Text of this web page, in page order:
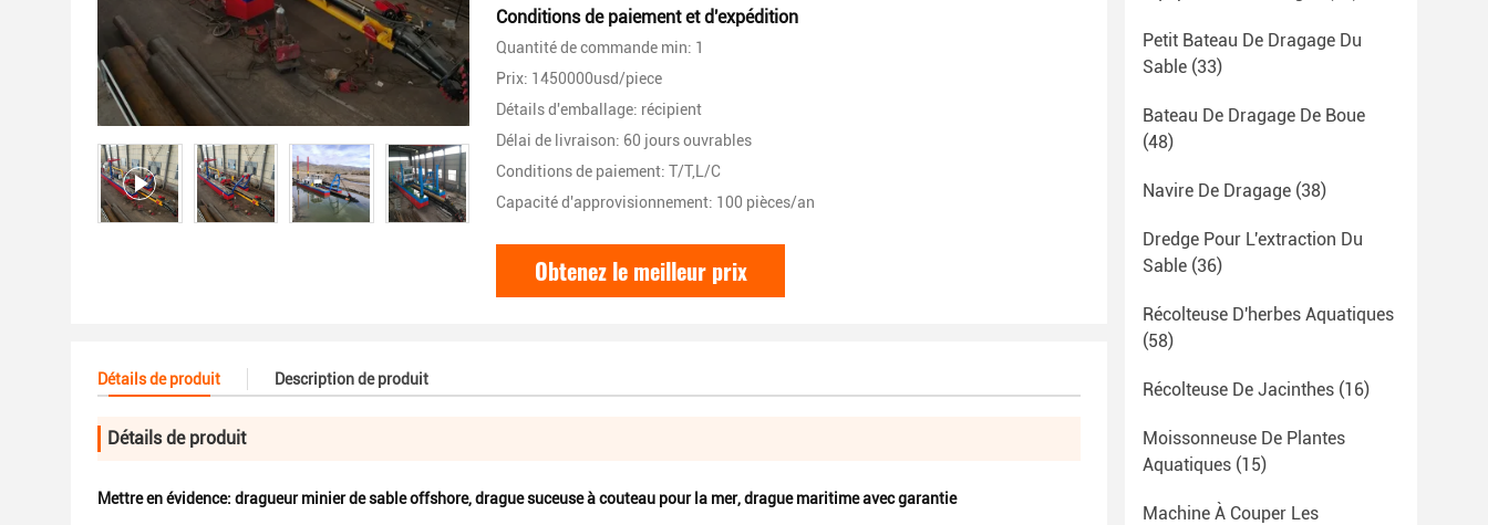
Conditions de paiement et d'expédition
Quantité de commande min: 1
Prix: 1450000usd/piece
Détails d'emballage: récipient
Délai de livraison: 60 jours ouvrables
Conditions de paiement: T/T,L/C
Capacité d'approvisionnement: 100 pièces/an
Obtenez le meilleur prix
Détails de produit Description de produit
Détails de produit
Mettre en évidence: dragueur minier de sable offshore,drague suceuse à couteau pour la mer,drague maritime avec garantie
Petit Bateau De Dragage Du
Sable (33)
Bateau De Dragage De Boue
(48)
Navire De Dragage (38)
Dredge Pour L'extraction Du
Sable (36)
Récolteuse D'herbes Aquatiques
(58)
Récolteuse De Jacinthes (16)
Moissonneuse De Plantes
Aquatiques (15)
Machine À Couper Les